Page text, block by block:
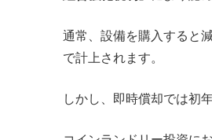
通常、設備を購入すると
で計上されます。
しかし、即時償却では初